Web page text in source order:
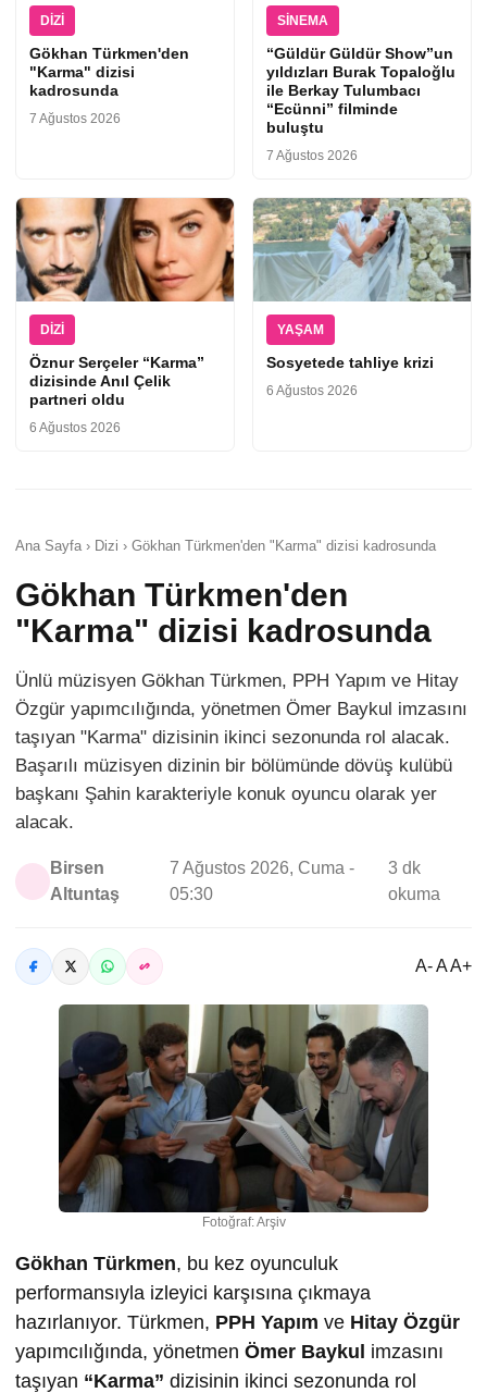
DIZI
Gökhan Türkmen'den
"Karma" dizisi
kadrosunda
7 Ağustos 2026
SINEMA
“Güldür Güldür Show”un
yıldızları Burak Topaloğlu
ile Berkay Tulumbacı
“Ecünni” filminde
buluştu
7 Ağustos 2026
DIZI
Öznur Serçeler “Karma”
dizisinde Anıl Çelik
partneri oldu
6 Ağustos 2026
YAŞAM
Sosyetede tahliye krizi
6 Ağustos 2026
Ana Sayfa › Dizi › Gökhan Türkmen'den "Karma" dizisi kadrosunda
Gökhan Türkmen'den
"Karma" dizisi kadrosunda
Ünlü müzisyen Gökhan Türkmen, PPH Yapım ve Hitay
Özgür yapımcılığında, yönetmen Ömer Baykul imzasını
taşıyan "Karma" dizisinin ikinci sezonunda rol alacak.
Başarılı müzisyen dizinin bir bölümünde dövüş kulübü
başkanı Şahin karakteriyle konuk oyuncu olarak yer
alacak.
Birsen
Altuntaş
7 Ağustos 2026, Cuma -
05:30
3 dk
okuma
A- A A+
Fotoğraf: Arşiv
Gökhan Türkmen, bu kez oyunculuk
performansıyla izleyici karşısına çıkmaya
hazırlanıyor. Türkmen, PPH Yapım ve Hitay Özgür
yapımcılığında, yönetmen Ömer Baykul imzasını
taşıyan “Karma” dizisinin ikinci sezonunda rol